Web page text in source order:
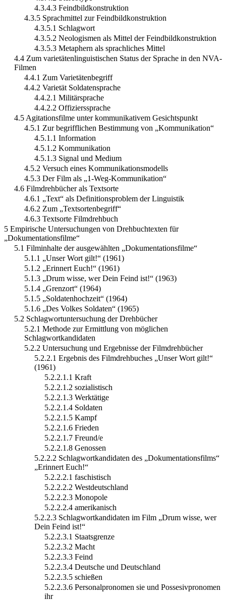
4.3.4.3 Feindbildkonstruktion
4.3.5 Sprachmittel zur Feindbildkonstruktion
4.3.5.1 Schlagwort
4.3.5.2 Neologismen als Mittel der Feindbildkonstruktion
4.3.5.3 Metaphern als sprachliches Mittel
4.4 Zum varietätenlinguistischen Status der Sprache in den NVA-
Filmen
4.4.1 Zum Varietätenbegriff
4.4.2 Varietät Soldatensprache
4.4.2.1 Militärsprache
4.4.2.2 Offizierssprache
4.5 Agitationsfilme unter kommunikativem Gesichtspunkt
4.5.1 Zur begrifflichen Bestimmung von „Kommunikation“
4.5.1.1 Information
4.5.1.2 Kommunikation
4.5.1.3 Signal und Medium
4.5.2 Versuch eines Kommunikationsmodells
4.5.3 Der Film als „1-Weg-Kommunikation“
4.6 Filmdrehbücher als Textsorte
4.6.1 „Text“ als Definitionsproblem der Linguistik
4.6.2 Zum „Textsortenbegriff“
4.6.3 Textsorte Filmdrehbuch
5 Empirische Untersuchungen von Drehbuchtexten für
„Dokumentationsfilme“
5.1 Filminhalte der ausgewählten „Dokumentationsfilme“
5.1.1 „Unser Wort gilt!“ (1961)
5.1.2 „Erinnert Euch!“ (1961)
5.1.3 „Drum wisse, wer Dein Feind ist!“ (1963)
5.1.4 „Grenzort“ (1964)
5.1.5 „Soldatenhochzeit“ (1964)
5.1.6 „Des Volkes Soldaten“ (1965)
5.2 Schlagwortuntersuchung der Drehbücher
5.2.1 Methode zur Ermittlung von möglichen
Schlagwortkandidaten
5.2.2 Untersuchung und Ergebnisse der Filmdrehbücher
5.2.2.1 Ergebnis des Filmdrehbuches „Unser Wort gilt!“
(1961)
5.2.2.1.1 Kraft
5.2.2.1.2 sozialistisch
5.2.2.1.3 Werktätige
5.2.2.1.4 Soldaten
5.2.2.1.5 Kampf
5.2.2.1.6 Frieden
5.2.2.1.7 Freund/e
5.2.2.1.8 Genossen
5.2.2.2 Schlagwortkandidaten des „Dokumentationsfilms“
„Erinnert Euch!“
5.2.2.2.1 faschistisch
5.2.2.2.2 Westdeutschland
5.2.2.2.3 Monopole
5.2.2.2.4 amerikanisch
5.2.2.3 Schlagwortkandidaten im Film „Drum wisse, wer
Dein Feind ist!“
5.2.2.3.1 Staatsgrenze
5.2.2.3.2 Macht
5.2.2.3.3 Feind
5.2.2.3.4 Deutsche und Deutschland
5.2.2.3.5 schießen
5.2.2.3.6 Personalpronomen sie und Possesivpronomen
ihr